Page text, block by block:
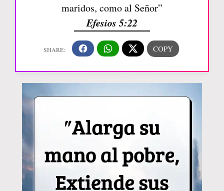
maridos, como al Señor”
Efesios 5:22